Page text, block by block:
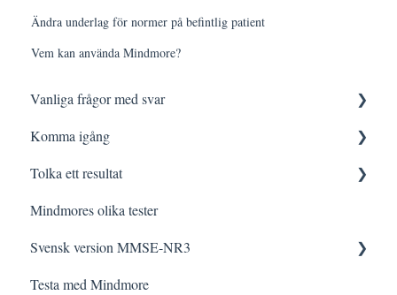
Ändra underlag för normer på befintlig patient
Vem kan använda Mindmore?
Vanliga frågor med svar
Logga in
Testning
Tolkning
Felsökning
Datalagring och säkerhet
Komma igång
Innan testning
Testa med Mindmore
Tolka ett resultat
Frågor och svar
Den kognitiva profilen
Tips och strategier
Mindmores olika tester
Svensk version MMSE-NR3
Frågor och svar
Testa med Mindmore